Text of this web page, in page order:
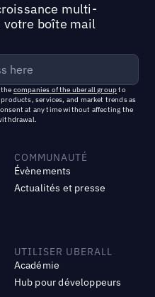
multi-
boîte mail
companies of the uberall groupto
services, and market trends as
at any time without affecting the
COMMUNAUTÉ
Évènements
Actualités et presse
UTILISER UBERALL
Académie
Hub pour développeurs